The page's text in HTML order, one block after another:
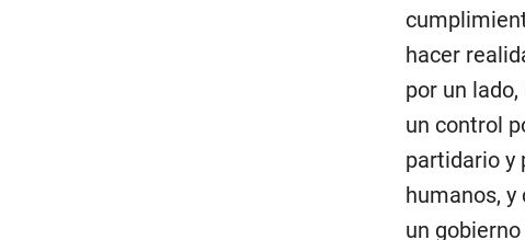
hacer
por un
un control
partidario y
humanos,
un